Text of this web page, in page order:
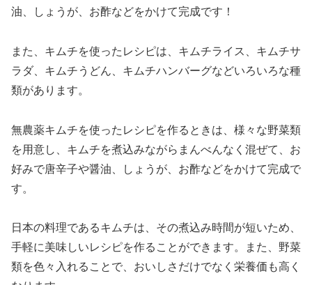
油、しょうが、お酢などをかけて完成です！
また、キムチを使ったレシピは、キムチライス、キムチサ
ラダ、キムチうどん、キムチハンバーグなどいろいろな種
類があります。
無農薬キムチを使ったレシピを作るときは、様々な野菜類
を用意し、キムチを煮込みながらまんべんなく混ぜて、お
好みで唐辛子や醤油、しょうが、お酢などをかけて完成で
す。
日本の料理であるキムチは、その煮込み時間が短いため、
手軽に美味しいレシピを作ることができます。また、野菜
類を色々入れることで、おいしさだけでなく栄養価も高く